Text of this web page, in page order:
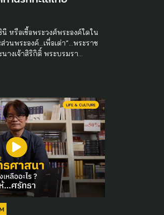
หรือเชื้อพระวงศ์พระองค์ใดใน
นพระองค์…เพื่อเต่า”...พระราช
างเจ้าสิริกิติ์ พระบรมรา…